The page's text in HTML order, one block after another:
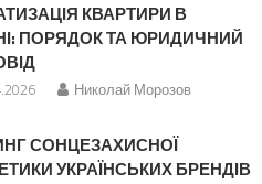
КВАРТИРИ В
ПОРЯДОК ТА ЮРИДИЧНИЙ
Николай Морозов
СОНЦЕЗАХИСНОЇ
УКРАЇНСЬКИХ БРЕНДІВ